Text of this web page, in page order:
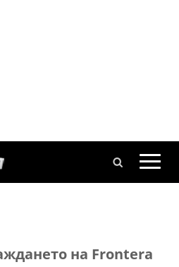
на Frontera